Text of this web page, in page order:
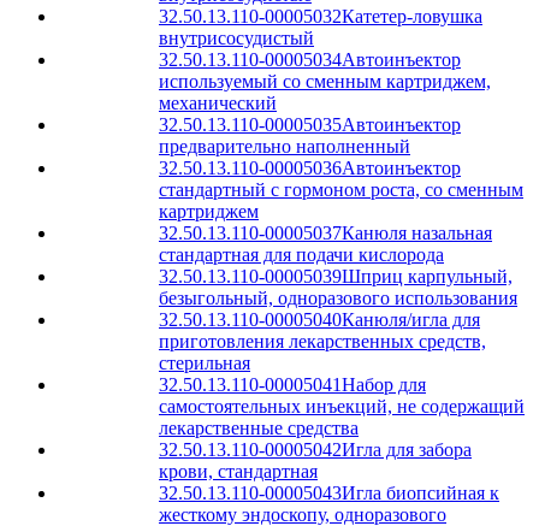
32.50.13.110-00005032Катетер-ловушка
внутрисосудистый
32.50.13.110-00005034Автоинъектор
используемый со сменным картриджем,
механический
32.50.13.110-00005035Автоинъектор
предварительно наполненный
32.50.13.110-00005036Автоинъектор
стандартный с гормоном роста, со сменным
картриджем
32.50.13.110-00005037Канюля назальная
стандартная для подачи кислорода
32.50.13.110-00005039Шприц карпульный,
безыгольный, одноразового использования
32.50.13.110-00005040Канюля/игла для
приготовления лекарственных средств,
стерильная
32.50.13.110-00005041Набор для
самостоятельных инъекций, не содержащий
лекарственные средства
32.50.13.110-00005042Игла для забора
крови, стандартная
32.50.13.110-00005043Игла биопсийная к
жесткому эндоскопу, одноразового